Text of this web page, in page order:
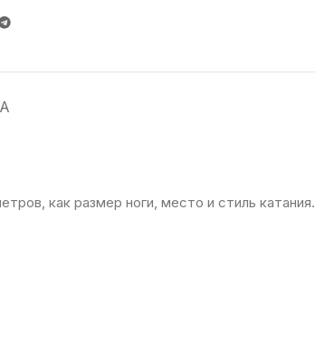
как размер ноги, место и стиль катания.